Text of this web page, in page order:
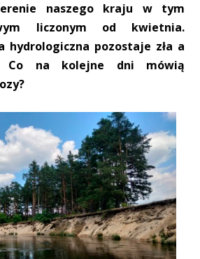
naszego kraju w tym
liczonym od kwietnia.
hydrologiczna pozostaje zła a
Co na kolejne dni mówią